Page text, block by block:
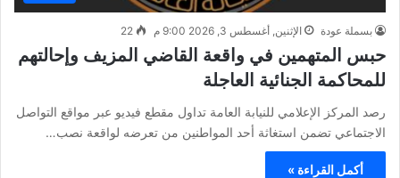
بسملة عودة الإثنين, أغسطس 3, 2026 9:00 م 22
حبس المتهمين في واقعة القاضي المزيف وإحالتهم
للمحاكمة الجنائية العاجلة
رصد المركز الإعلامي للنيابة العامة تداول مقطع فيديو عبر مواقع التواصل
الاجتماعي تضمن استغاثة أحد المواطنين من تعرضه لواقعة نصب…
أكمل القراءة »